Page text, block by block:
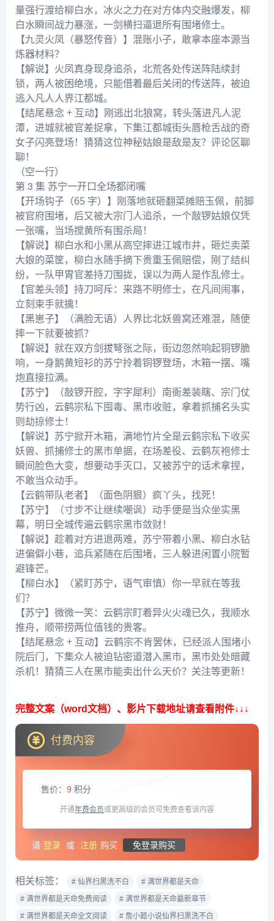
量强行渡给柳白水，冰火之力在对方体内交融爆发，柳
白水瞬间战力暴涨，一剑横扫逼退所有围堵修士。
【九灵火凤（暴怒传音）】混账小子，敢拿本座本源当
炼器材料？
【解说】火凤真身现身追杀，北荒各处传送阵陆续封
锁，两人被困绝境，只能借着最后关闭的传送阵，被迫
逃入凡人人界江都城。
【结尾悬念 + 互动】刚逃出北狼窝，转头落进凡人泥
潭，进城就被官差捉拿，下集江都城街头唇枪舌战的奇
女子闪亮登场！猜猜这位神秘姑娘是敌是友？评论区聊
聊！
（空一行）
第 3 集 苏宁一开口全场都闭嘴
【开场钩子（65 字）】刚落地就砸翻菜摊赔玉佩，前脚
被官府围堵，后又被大宗门人追杀，一个敲锣姑娘仅凭
一张嘴，当场搅黄所有围杀局！
【解说】柳白水和小黑从高空摔进江城市井，砸烂卖菜
大娘的菜筐，柳白水随手摘下贵重玉佩赔偿，刚了结纠
纷，一队甲胄官差持刀围拢，误以为两人是作乱修士。
【官差头领】持刀呵斥：来路不明修士，在凡间闹事，
立刻束手就擒！
【黑崽子】（满脸无语）人界比北妖兽窝还难混，随便
摔一下就要被抓？
【解说】就在双方剑拔弩张之际，街边忽然响起铜锣脆
响，一身鹅黄短衫的苏宁拎着铜锣登场，木箱一摆、嘴
炮直接拉满。
【苏宁】（敲锣开腔，字字犀利）南衙差装瞎、宗门仗
势行凶，云鹤宗私下囤毒、黑市收赃，拿着抓捕名头实
则劫掠修士！
【解说】苏宁掀开木箱，满地竹片全是云鹤宗私下收买
妖兽、抓捕修士的黑市单据，在场差役、云鹤灰袍修士
瞬间脸色大变，想要动手灭口，又被苏宁的话术拿捏，
不敢当众动手。
【云鹤带队老者】（面色阴狠）疯丫头，找死！
【苏宁】（寸步不让继续嘲讽）动手便是当众坐实黑
幕，明日全城传遍云鹤宗黑市敛财！
【解说】趁着对方进退两难，苏宁带着小黑、柳白水钻
进偏僻小巷，追兵紧随在后围堵，三人躲进闲置小院暂
避锋芒。
【柳白水】（紧盯苏宁，语气审慎）你一早就在等我
们？
【苏宁】微微一笑：云鹤宗盯着异火火魂已久，我顺水
推舟，顺带捞两位值钱的贵客。
【结尾悬念 + 互动】云鹤宗不肯罢休，已经派人围堵小
院后门，下集众人被迫钻密道潜入黑市，黑市处处暗藏
杀机！猜猜三人在黑市能卖出什么天价？关注等更新！
完整文案（word文档）、影片下载地址请查看附件↓↓↓
付费内容
售价： 9 积分
开通年费会员或更高级的会员可免费查看该内容
请 登录 或 注册 购买 免登录购买
相关标签： # 仙界扫黑洗不白
# 满世界都是天命
# 满世界都是天命免费阅读
# 满世界都是天命最新章节
# 满世界都是天命全文阅读
# 詹小懿小说仙界扫黑洗不白